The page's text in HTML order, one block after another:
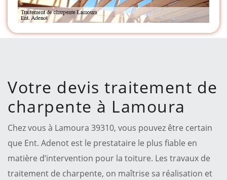
Votre devis traitement de
charpente à Lamoura
Chez vous à Lamoura 39310, vous pouvez être certain
que Ent. Adenot est le prestataire le plus fiable en
matière d’intervention pour la toiture. Les travaux de
traitement de charpente, on maîtrise sa réalisation et